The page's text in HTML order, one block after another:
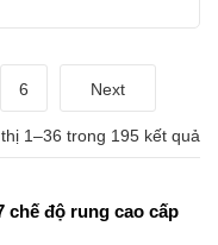
6 Next
1–36 trong 195 kết quả
chế độ rung cao cấp